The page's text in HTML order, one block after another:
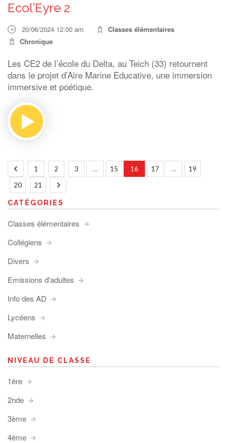
Ecol’Eyre 2
20/06/2024 12:00 am
Classes élémentaires
Chronique
Les CE2 de l’école du Delta, au Teich (33) retournent
dans le projet d’Aire Marine Educative, une immersion
immersive et poétique.
1 2 3 … 15 16 17 …
19
20
21
CATÉGORIES
Classes élémentaires
Collégiens
Divers
Emissions d'adultes
Info des AD
Lycéens
Maternelles
NIVEAU DE CLASSE
1ère
2nde
3ème
4ème